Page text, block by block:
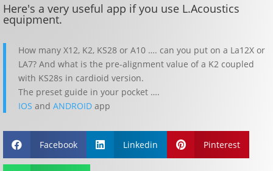
Here's a very useful app if you use L.Acoustics
equipment.
How many X12, K2, KS28 or A10 …. can you put on a La12X or
LA7? And what is the pre-alignment value of a K2 coupled
with KS28s in cardioid version.
The preset guide in your pocket ….
IOS andANDROID app
 Facebook  Linkedin  Pinterest